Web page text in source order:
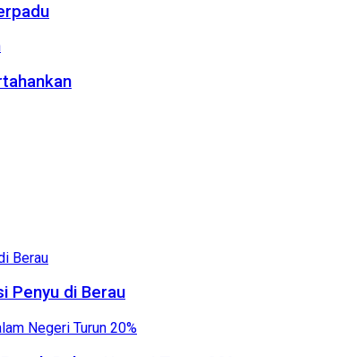
Penyu di Berau